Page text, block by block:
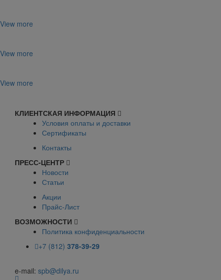
View more
View more
View more
КЛИЕНТСКАЯ ИНФОРМАЦИЯ
Условия оплаты и доставки
Сертификаты
Контакты
ПРЕСС-ЦЕНТР
Новости
Статьи
Акции
Прайс-Лист
ВОЗМОЖНОСТИ
Политика конфиденциальности
+7 (812) 378-39-29
e-mail: spb@dilya.ru